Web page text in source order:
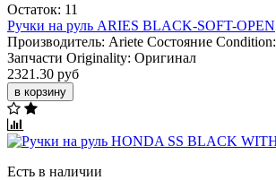
Остаток: 11
Ручки на руль ARIES BLACK-SOFT-OPEN
Производитель: Ariete Состояние Condition:
Запчасти Originality: Оригинал
2321.30 руб
в корзину
Есть в наличии